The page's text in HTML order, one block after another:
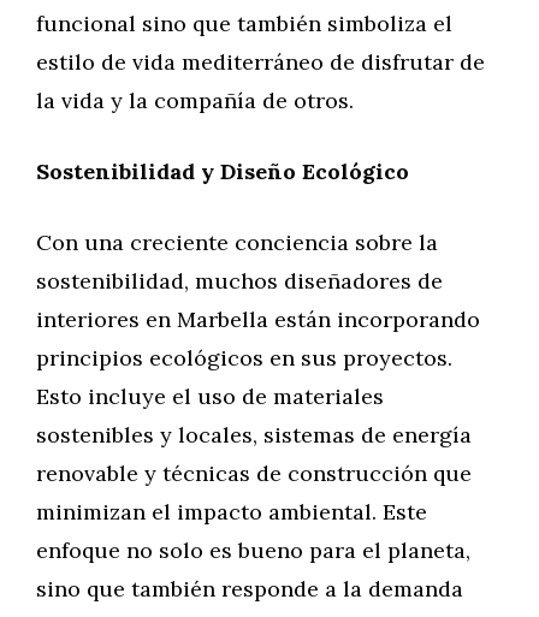
funcional sino que también simboliza el
estilo de vida mediterráneo de disfrutar de
la vida y la compañía de otros.
Sostenibilidad y Diseño Ecológico
Con una creciente conciencia sobre la
sostenibilidad, muchos diseñadores de
interiores en Marbella están incorporando
principios ecológicos en sus proyectos.
Esto incluye el uso de materiales
sostenibles y locales, sistemas de energía
renovable y técnicas de construcción que
minimizan el impacto ambiental. Este
enfoque no solo es bueno para el planeta,
sino que también responde a la demanda